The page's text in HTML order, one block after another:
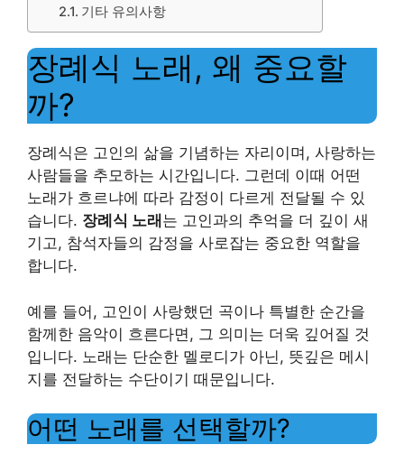
기타 유의사항
장례식 노래, 왜 중요할
까?
장례식은 고인의 삶을 기념하는 자리이며, 사랑하는
사람들을 추모하는 시간입니다. 그런데 이때 어떤
노래가 흐르냐에 따라 감정이 다르게 전달될 수 있
습니다. 장례식 노래 는 고인과의 추억을 더 깊이 새
기고, 참석자들의 감정을 사로잡는 중요한 역할을
합니다.
예를 들어, 고인이 사랑했던 곡이나 특별한 순간을
함께한 음악이 흐른다면, 그 의미는 더욱 깊어질 것
입니다. 노래는 단순한 멜로디가 아닌, 뜻깊은 메시
지를 전달하는 수단이기 때문입니다.
어떤 노래를 선택할까?